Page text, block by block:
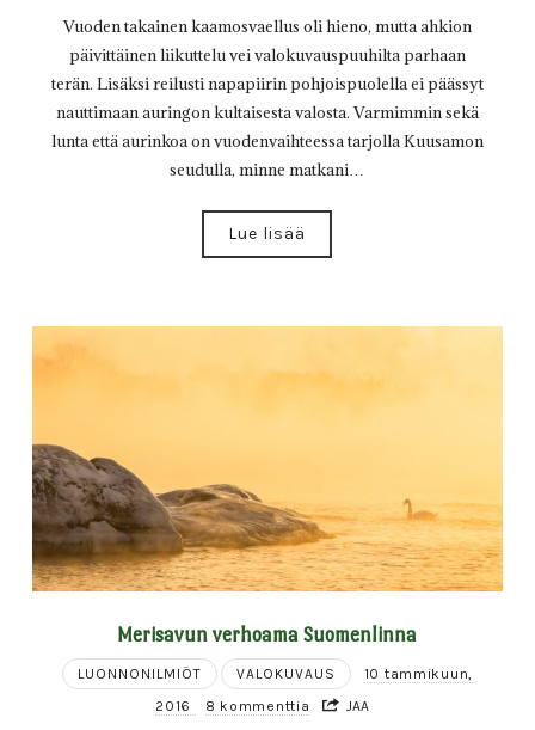
Vuoden takainen kaamosvaellus oli hieno, mutta ahkion
päivittäinen liikuttelu vei valokuvauspuuhilta parhaan
terän. Lisäksi reilusti napapiirin pohjoispuolella ei päässyt
nauttimaan auringon kultaisesta valosta. Varmimmin sekä
lunta että aurinkoa on vuodenvaihteessa tarjolla Kuusamon
seudulla, minne matkani…
Lue lisää
Merisavun verhoama Suomenlinna
LUONNONILMIÖT VALOKUVAUS
10 tammikuun,
2016
8 kommenttia JAA